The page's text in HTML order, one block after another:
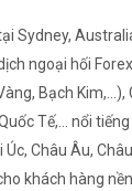
Sydney,
ngoại hối
Bạch Kim,...),
Tế,... nổi
Châu Âu,
khách hàng